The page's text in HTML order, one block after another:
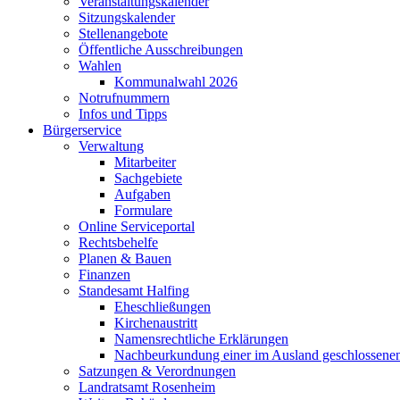
Sitzungskalender
Stellenangebote
Öffentliche Ausschreibungen
Wahlen
Kommunalwahl 2026
Notrufnummern
Infos und Tipps
Bürgerservice
Verwaltung
Mitarbeiter
Sachgebiete
Aufgaben
Formulare
Online Serviceportal
Rechtsbehelfe
Planen & Bauen
Finanzen
Standesamt Halfing
Eheschließungen
Kirchenaustritt
Namensrechtliche Erklärungen
Nachbeurkundung einer im Ausland
Satzungen & Verordnungen
Landratsamt Rosenheim